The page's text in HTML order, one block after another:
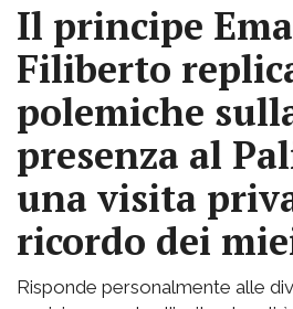
Il principe
Filiberto
polemiche
presenza al
una visita
ricordo dei
Risponde personalmente alle